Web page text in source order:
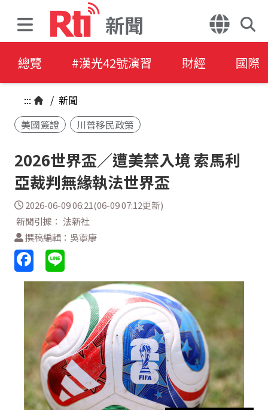
新聞
總覽 #漢光42號演習 財經 國際
::: / 新聞
美國簽證
川普移民政策
2026世界盃／遭美禁入境 索馬利
亞裁判無緣執法世界盃
2026-06-09 06:21(06-09 07:12更新)
新聞引據： 法新社
撰稿編輯：吳寧康